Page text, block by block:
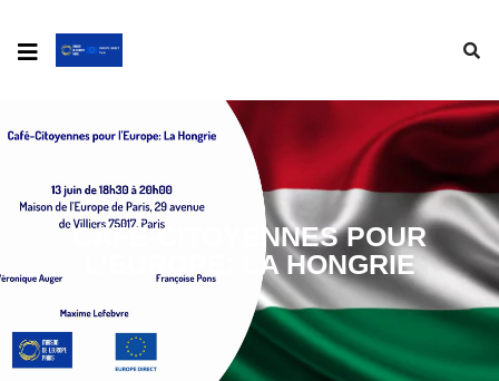
CAFÉ-CITOYENNES POUR
L’EUROPE: LA HONGRIE